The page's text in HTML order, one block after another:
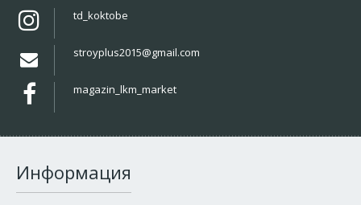
td_koktobe
stroyplus2015@gmail.com
magazin_lkm_market
Информация